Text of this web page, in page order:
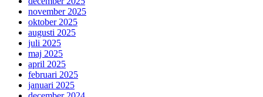
november 2025
oktober 2025
augusti 2025
juli 2025
maj 2025
april 2025
februari 2025
januari 2025